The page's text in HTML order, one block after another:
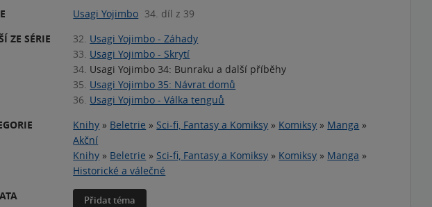
Usagi Yojimbo 34. díl z 39
ZE SÉRIE
32. Usagi Yojimbo - Záhady
33. Usagi Yojimbo - Skrytí
34. Usagi Yojimbo 34: Bunraku a další příběhy
35. Usagi Yojimbo 35: Návrat domů
36. Usagi Yojimbo - Válka tenguů
Knihy » Beletrie » Sci-fi, Fantasy a Komiksy » Komiksy » Manga »
Akční
Knihy » Beletrie » Sci-fi, Fantasy a Komiksy » Komiksy » Manga »
Historické a válečné
Přidat téma